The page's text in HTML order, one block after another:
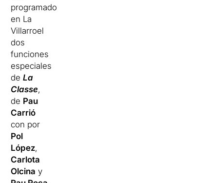
programado
en La
Villarroel
dos
funciones
especiales
deLa
Classe,
de Pau
Carrió
con por
Pol
López,
Carlota
Olcina y